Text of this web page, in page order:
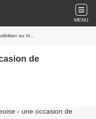
MENU
au tri...
de